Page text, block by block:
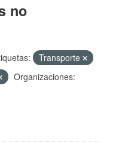
no
Transporte
Organizaciones: